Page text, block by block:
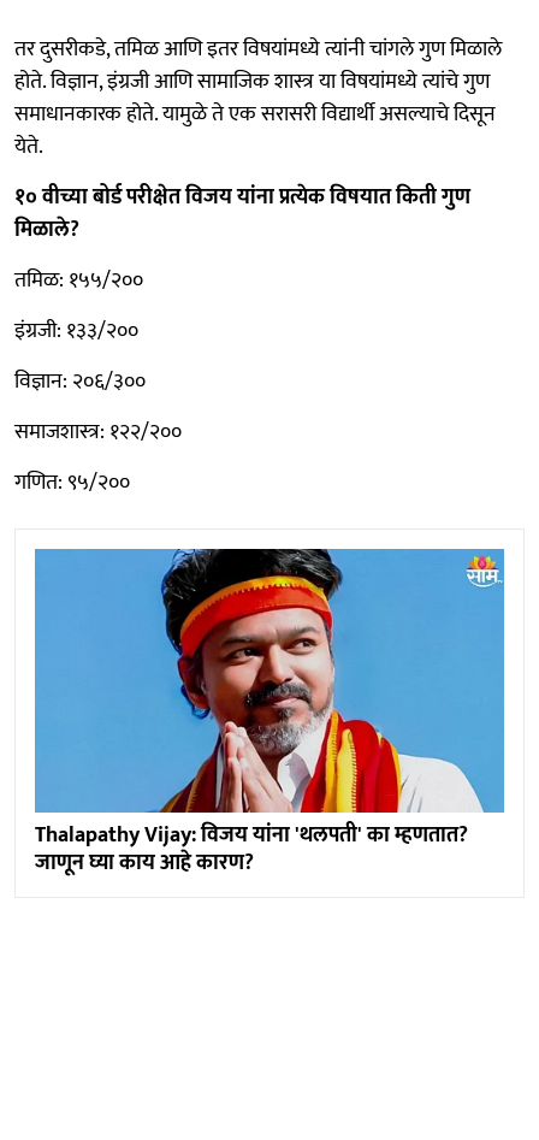
तर दुसरीकडे, तमिळ आणि इतर विषयांमध्ये त्यांनी चांगले गुण मिळाले
होते. विज्ञान, इंग्रजी आणि सामाजिक शास्त्र या विषयांमध्ये त्यांचे गुण
समाधानकारक होते. यामुळे ते एक सरासरी विद्यार्थी असल्याचे दिसून
येते.
१० वीच्या बोर्ड परीक्षेत विजय यांना प्रत्येक विषयात किती गुण
मिळाले?
तमिळ: १५५/२००
इंग्रजी: १३३/२००
विज्ञान: २०६/३००
समाजशास्त्र: १२२/२००
गणित: ९५/२००
Thalapathy Vijay: विजय यांना 'थलपती' का म्हणतात?
जाणून घ्या काय आहे कारण?